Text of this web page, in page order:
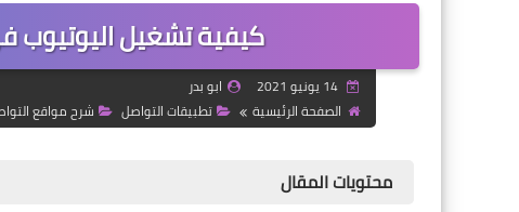
كيفية تشغيل اليوتيوب
14 يونيو 2021
ابو بدر
الصفحة الرئيسية
تطبيقات التواصل شرح مواقع
محتويات المقال